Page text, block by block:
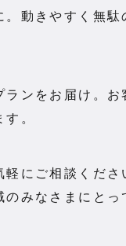
動きやすく無
ンをお届け。お
。
にご相談くだ
みなさまにと